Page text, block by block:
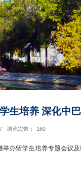
力留学生培养